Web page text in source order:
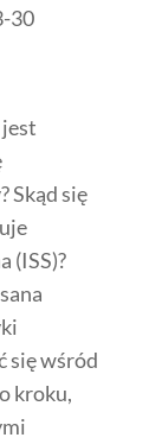
30
Skąd się
(ISS)?
się wśród
kroku,